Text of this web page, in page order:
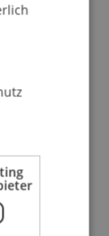
Trick?
im